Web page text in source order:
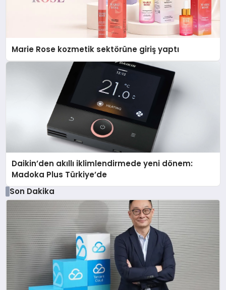
Marie Rose kozmetik sektörüne giriş yaptı
Daikin’den akıllı iklimlendirmede yeni dönem:
Madoka Plus Türkiye’de
Son Dakika